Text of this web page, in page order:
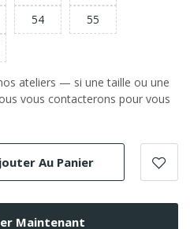
54
55
ateliers — si une taille ou une
vous contacterons pour vous
Au Panier
Maintenant